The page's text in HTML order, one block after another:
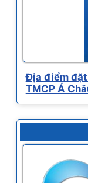
Địa điểm đặt
TMCP Á